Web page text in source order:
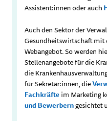
Assistent:innen oder auch
Auch den Sektor der
Gesundheitswirtschaft mit
Webangebot. So werden
Stellenangebote für die
die
für Sekretär:innen, die
Fachkräfte im Marketing
und Bewerberngesichtet